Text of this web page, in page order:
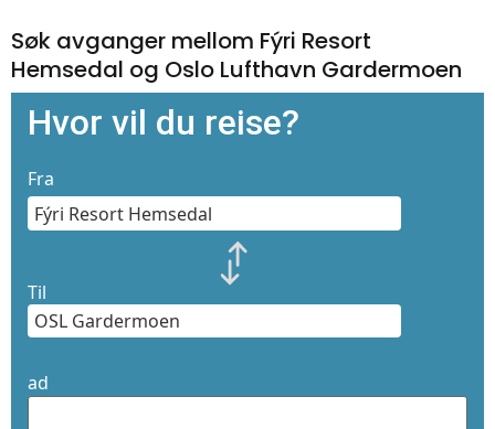
Søk avganger mellom Fýri Resort
Hemsedal og Oslo Lufthavn Gardermoen
Hvor vil du reise?
Fra
Til
ad